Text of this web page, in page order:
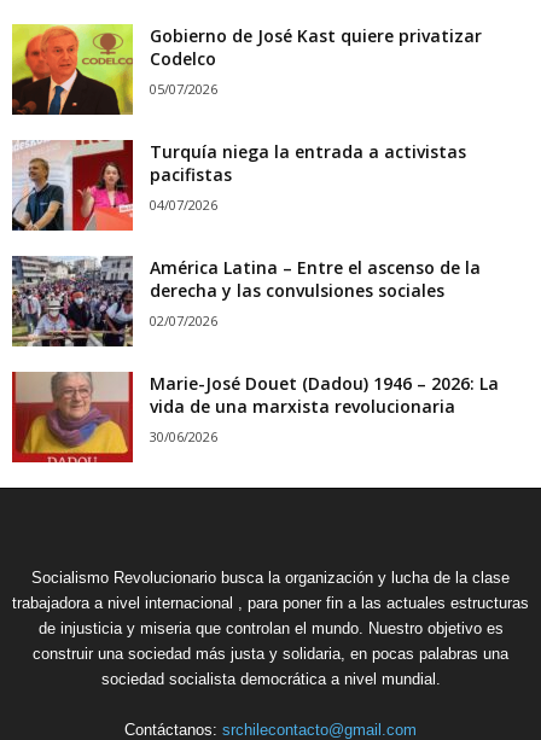
Gobierno de José Kast quiere privatizar
Codelco
05/07/2026
Turquía niega la entrada a activistas
pacifistas
04/07/2026
América Latina – Entre el ascenso de la
derecha y las convulsiones sociales
02/07/2026
Marie-José Douet (Dadou) 1946 – 2026: La
vida de una marxista revolucionaria
30/06/2026
Socialismo Revolucionario busca la organización y lucha de la clase
trabajadora a nivel internacional , para poner fin a las actuales estructuras
de injusticia y miseria que controlan el mundo. Nuestro objetivo es
construir una sociedad más justa y solidaria, en pocas palabras una
sociedad socialista democrática a nivel mundial.
Contáctanos: srchilecontacto@gmail.com